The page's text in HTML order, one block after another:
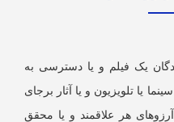
فیلم و یا دسترسی به
و یا آثار برجای
هر علاقمند و یا محقق